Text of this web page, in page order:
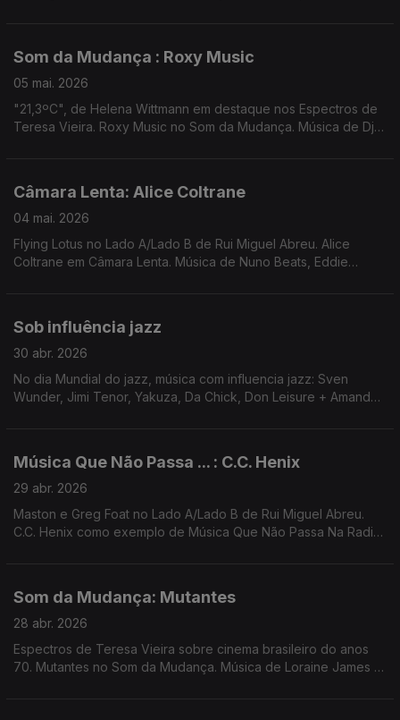
Som da Mudança : Roxy Music
05 mai. 2026
"21,3ºC", de Helena Wittmann em destaque nos Espectros de
Teresa Vieira. Roxy Music no Som da Mudança. Música de Dj
Câmara Lenta: Alice Coltrane
04 mai. 2026
Flying Lotus no Lado A/Lado B de Rui Miguel Abreu. Alice
Coltrane em Câmara Lenta. Música de Nuno Beats, Eddie
Sob influência jazz
30 abr. 2026
No dia Mundial do jazz, música com influencia jazz: Sven
Wunder, Jimi Tenor, Yakuza, Da Chick, Don Leisure + Amanda
Música Que Não Passa ... : C.C. Henix
29 abr. 2026
Maston e Greg Foat no Lado A/Lado B de Rui Miguel Abreu.
C.C. Henix como exemplo de Música Que Não Passa Na Radio.
Som da Mudança: Mutantes
28 abr. 2026
Espectros de Teresa Vieira sobre cinema brasileiro do anos
70. Mutantes no Som da Mudança. Música de Loraine James +